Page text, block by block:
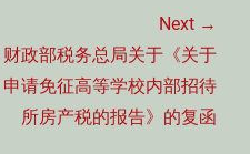
Next →
Next
post:
财政部税务总局关于《关于
申请免征高等学校内部招待
所房产税的报告》的复函